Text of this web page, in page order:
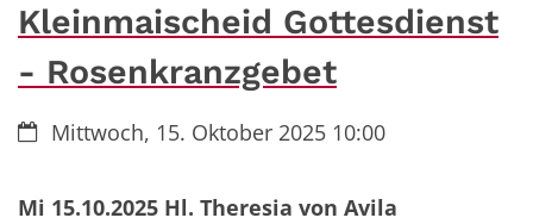
Kleinmaischeid Gottesdienst
- Rosenkranzgebet
Datum:Mittwoch, 15. Oktober 2025 10:00
Mi 15.10.2025 Hl. Theresia von Avila